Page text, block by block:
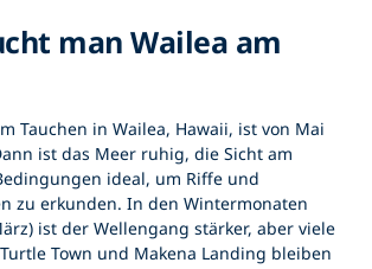
man Wailea am
Tauchen in Wailea, Hawaii, ist von Mai
ist das Meer ruhig, die Sicht am
ideal, um Riffe und
zu erkunden. In den Wintermonaten
ist der Wellengang stärker, aber viele
Town und Makena Landing bleiben